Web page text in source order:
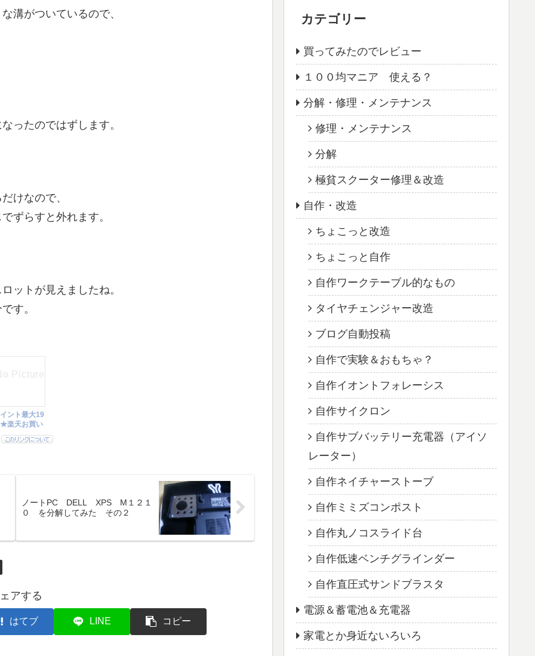
溝がついているので、
ったのではずします。
けなので、
ずらすと外れます。
ットが見えましたね。
す。
ノートPC DELL XPS M１２１
０ を分解してみた その２
アする
はてブ LINE コピー
カテゴリー
買ってみたのでレビュー
１００均マニア 使える？
分解・修理・メンテナンス
修理・メンテナンス
分解
極貧スクーター修理＆改造
自作・改造
ちょこっと改造
ちょこっと自作
自作ワークテーブル的なもの
タイヤチェンジャー改造
ブログ自動投稿
自作で実験＆おもちゃ？
自作イオントフォレーシス
自作サイクロン
自作サブバッテリー充電器（アイソ
レーター）
自作ネイチャーストーブ
自作ミミズコンポスト
自作丸ノコスライド台
自作低速ベンチグラインダー
自作直圧式サンドブラスタ
電源＆蓄電池＆充電器
家電とか身近ないろいろ